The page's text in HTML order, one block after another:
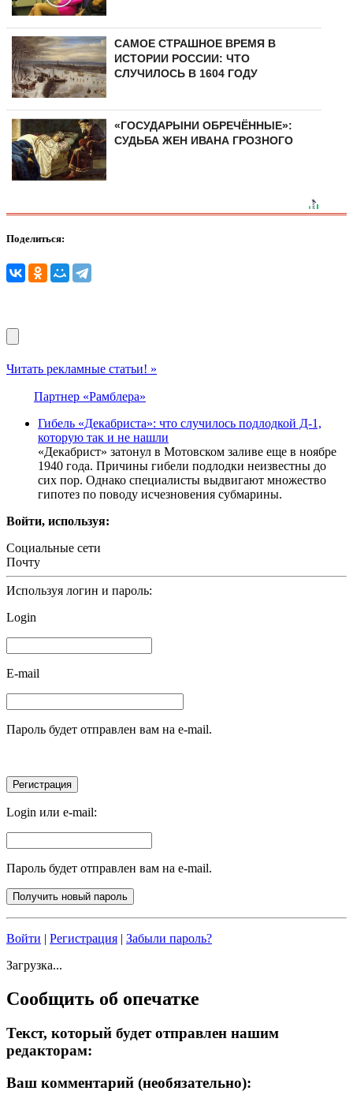
САМОЕ СТРАШНОЕ ВРЕМЯ В
ИСТОРИИ РОССИИ: ЧТО
СЛУЧИЛОСЬ В 1604 ГОДУ
«ГОСУДАРЫНИ ОБРЕЧЁННЫЕ»:
СУДЬБА ЖЕН ИВАНА ГРОЗНОГО
Поделиться:
Читать рекламные статьи! »
Партнер «Рамблера»
Гибель «Декабриста»: что случилось подлодкой Д-1,
которую так и не нашли
«Декабрист» затонул в Мотовском заливе еще в ноябре
1940 года. Причины гибели подлодки неизвестны до
сих пор. Однако специалисты выдвигают множество
гипотез по поводу исчезновения субмарины.
Войти, используя:
Социальные сети
Почту
Используя логин и пароль:
Login
E-mail
Пароль будет отправлен вам на e-mail.
Login или e-mail:
Пароль будет отправлен вам на e-mail.
Войти | Регистрация | Забыли пароль?
Загрузка...
Сообщить об опечатке
Текст, который будет отправлен нашим
редакторам:
Ваш комментарий (необязательно):